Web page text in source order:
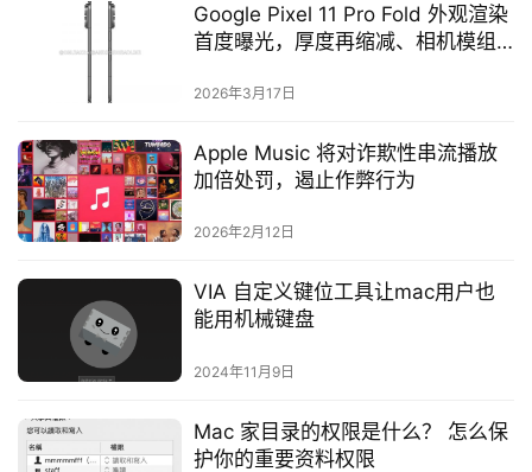
Google Pixel 11 Pro Fold 外观渲染
首度曝光，厚度再缩减、相机模组
2026年3月17日
Apple Music 将对诈欺性串流播放
加倍处罚，遏止作弊行为
2026年2月12日
VIA 自定义键位工具让mac用户也
能用机械键盘
2024年11月9日
Mac 家目录的权限是什么？ 怎么保
护你的重要资料权限